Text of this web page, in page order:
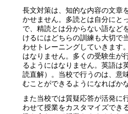
長文対策は、知的な内容の文章
かせません。多読とは自分にと
で、精読とは分からない語など
けるにはどちらの訓練も大切で
わせトレーニングしていきます
はなりません。多くの受験生が
るようにはなりません。英語は
読直解）。当校で行うのは、意
むことができるようになればか
また当校では質疑応答が活発に
わせて授業をカスタマイズでき